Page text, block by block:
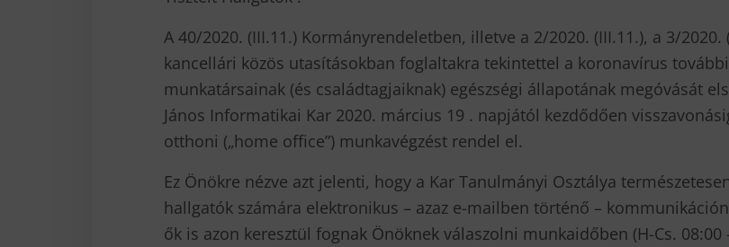
A 40/2020. (III.11.) Kormányrendeletben, illetve a 2/2020. (III.11.), a 3/2020.
kancellári közös utasításokban foglaltakra tekintettel a koronavírus
munkatársainak (és családtagjaiknak) egészségi állapotának megóvását
János Informatikai Kar 2020. március 19 . napjától kezdődően
otthoni („home office”) munkavégzést rendel el.
Ez Önökre nézve azt jelenti, hogy a Kar Tanulmányi Osztálya
hallgatók számára elektronikus – azaz e-mailben történő –
ők is azon keresztül fognak Önöknek válaszolni munkaidőben (H-Cs.